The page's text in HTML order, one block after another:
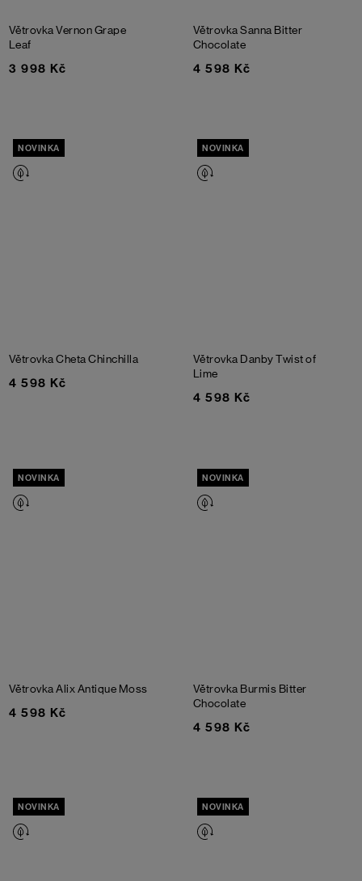
Větrovka VernonGrape
Leaf
3 998 Kč
Větrovka Sanna Bitter
Chocolate
4 598 Kč
NOVINKA
Větrovka ChetaChinchilla
4 598 Kč
NOVINKA
Větrovka DanbyTwist of
Lime
4 598 Kč
NOVINKA
Větrovka Alix Antique Moss
4 598 Kč
NOVINKA
Větrovka Burmis Bitter
Chocolate
4 598 Kč
NOVINKA NOVINKA